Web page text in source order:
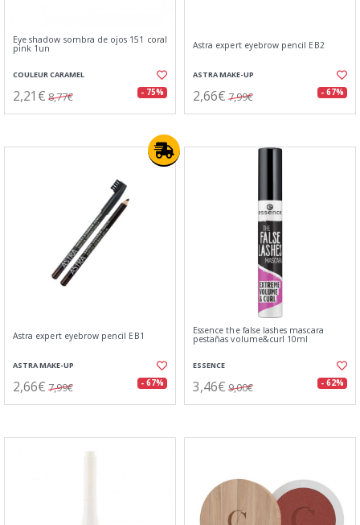
Eye shadow sombra de ojos 151 coral
pink 1un
COULEUR CARAMEL
2,21€ 8,77€ - 75%
Astra expert eyebrow pencil EB2
ASTRA MAKE-UP
2,66€ 7,99€ - 67%
Astra expert eyebrow pencil EB1
ASTRA MAKE-UP
2,66€ 7,99€ - 67%
Essence the false lashes mascara
pestañas volume&curl 10ml
ESSENCE
3,46€ 9,00€ - 62%